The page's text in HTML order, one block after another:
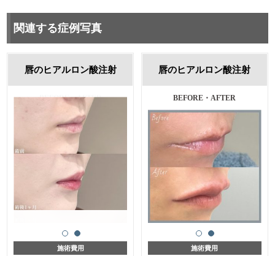
関連する症例写真
唇のヒアルロン酸注射
施術費用
唇のヒアルロン酸注射
BEFORE・AFTER
施術費用